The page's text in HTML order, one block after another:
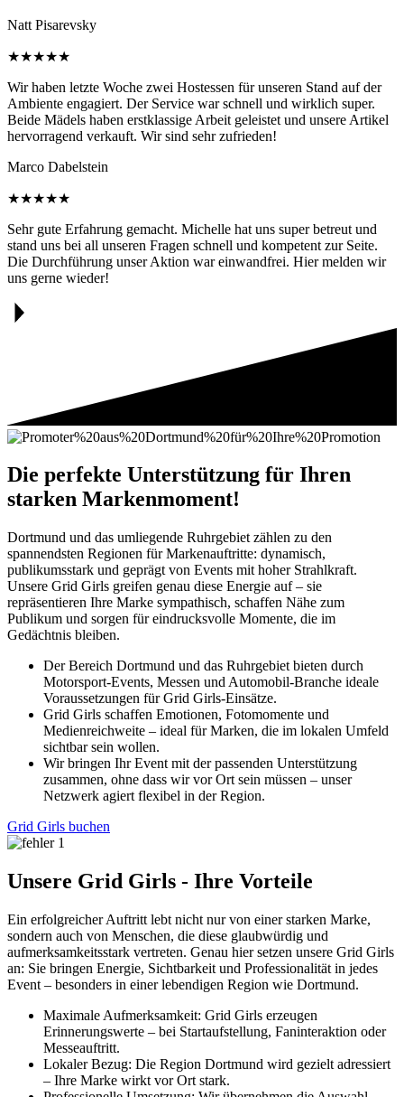
Natt Pisarevsky
★★★★★
Wir haben letzte Woche zwei Hostessen für unseren Stand auf der
Ambiente engagiert. Der Service war schnell und wirklich super.
Beide Mädels haben erstklassige Arbeit geleistet und unsere Artikel
hervorragend verkauft. Wir sind sehr zufrieden!
Marco Dabelstein
★★★★★
Sehr gute Erfahrung gemacht. Michelle hat uns super betreut und
stand uns bei all unseren Fragen schnell und kompetent zur Seite.
Die Durchführung unser Aktion war einwandfrei. Hier melden wir
uns gerne wieder!
Die perfekte Unterstützung für Ihren
starken Markenmoment!
Dortmund und das umliegende Ruhrgebiet zählen zu den
spannendsten Regionen für Markenauftritte: dynamisch,
publikumsstark und geprägt von Events mit hoher Strahlkraft.
Unsere Grid Girls greifen genau diese Energie auf – sie
repräsentieren Ihre Marke sympathisch, schaffen Nähe zum
Publikum und sorgen für eindrucksvolle Momente, die im
Gedächtnis bleiben.
Der Bereich Dortmund und das Ruhrgebiet bieten durch
Motorsport-Events, Messen und Automobil-Branche ideale
Voraussetzungen für Grid Girls-Einsätze.
Grid Girls schaffen Emotionen, Fotomomente und
Medienreichweite – ideal für Marken, die im lokalen Umfeld
sichtbar sein wollen.
Wir bringen Ihr Event mit der passenden Unterstützung
zusammen, ohne dass wir vor Ort sein müssen – unser
Netzwerk agiert flexibel in der Region.
Grid Girls buchen
Unsere Grid Girls - Ihre Vorteile
Ein erfolgreicher Auftritt lebt nicht nur von einer starken Marke,
sondern auch von Menschen, die diese glaubwürdig und
aufmerksamkeitsstark vertreten. Genau hier setzen unsere Grid Girls
an: Sie bringen Energie, Sichtbarkeit und Professionalität in jedes
Event – besonders in einer lebendigen Region wie Dortmund.
Maximale Aufmerksamkeit: Grid Girls erzeugen
Erinnerungswerte – bei Startaufstellung, Faninteraktion oder
Messeauftritt.
Lokaler Bezug: Die Region Dortmund wird gezielt adressiert
– Ihre Marke wirkt vor Ort stark.